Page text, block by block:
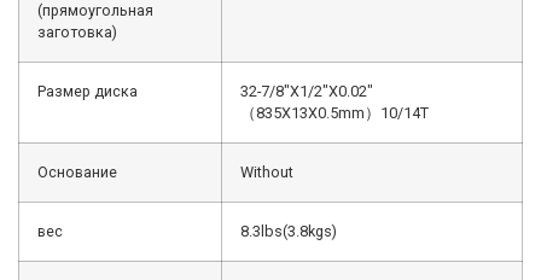
(прямоугольная
заготовка)
Размер диска
32-7/8″X1/2″X0.02″
（835X13X0.5mm）10/14T
Основание Without
вес 8.3lbs(3.8kgs)